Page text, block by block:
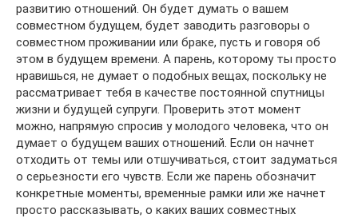
развитию отношений. Он будет думать о вашем
совместном будущем, будет заводить разговоры о
совместном проживании или браке, пусть и говоря об
этом в будущем времени. А парень, которому ты просто
нравишься, не думает о подобных вещах, поскольку не
рассматривает тебя в качестве постоянной спутницы
жизни и будущей супруги. Проверить этот момент
можно, напрямую спросив у молодого человека, что он
думает о будущем ваших отношений. Если он начнет
отходить от темы или отшучиваться, стоит задуматься
о серьезности его чувств. Если же парень обозначит
конкретные моменты, временные рамки или же начнет
просто рассказывать, о каких ваших совместных